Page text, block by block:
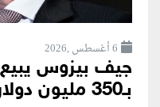
6 أغسطس ,2026
جيف بيزوس
بـ350 مليون دولار